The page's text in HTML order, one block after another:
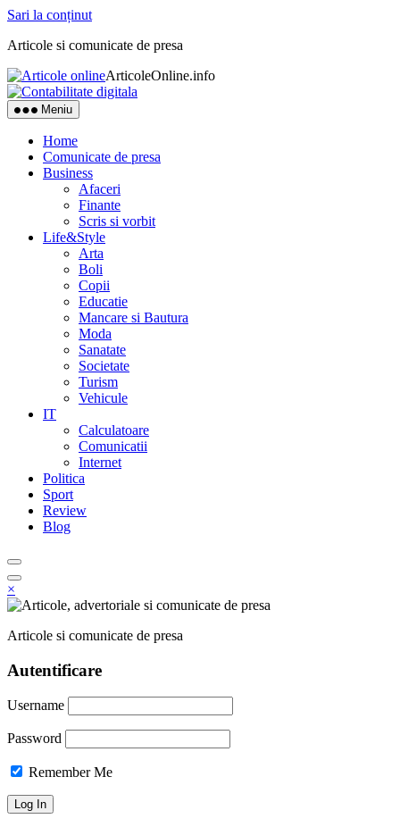
Sari la conținut
Articole si comunicate de presa
ArticoleOnline.info
Meniu
Home
Comunicate de presa
Business
Afaceri
Finante
Scris si vorbit
Life&Style
Arta
Boli
Copii
Educatie
Mancare si Bautura
Moda
Sanatate
Societate
Turism
Vehicule
IT
Calculatoare
Comunicatii
Internet
Politica
Sport
Review
Blog
×
Articole si comunicate de presa
Autentificare
Username
Password
Remember Me